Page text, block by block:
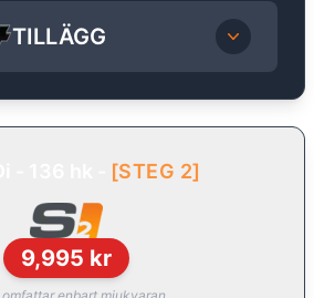
TILLÄGG
[STEG 2]
9,995 kr